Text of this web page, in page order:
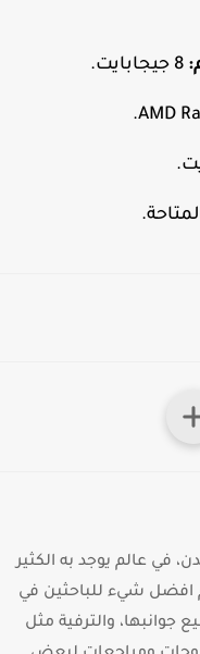
عالم يوجد به الكثير
شيء للباحثين في
والترفية مثل